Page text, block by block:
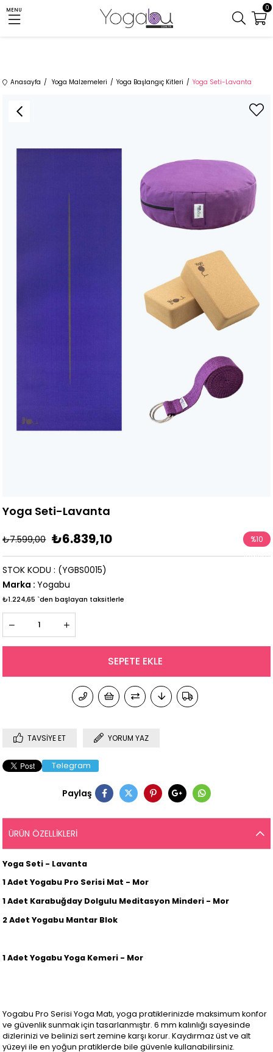
MENU 0
Anasayfa Yoga Malzemeleri Yoga Başlangıç Kitleri Yoga Seti-Lavanta
Yoga Seti-Lavanta
₺7.599,00 ₺6.839,10 %10
İndirim
(YGBS0015)
STOK KODU
Marka : Yogabu
₺1.224,65 `den başlayan taksitlerle
TAVSIYE ET YORUM YAZ
Telegram
Paylaş
ÜRÜN ÖZELLIKLERI
Yoga Seti - Lavanta
1 Adet Yogabu Pro Serisi Mat - Mor
1 Adet Karabuğday Dolgulu Meditasyon Minderi - Mor
2 Adet Yogabu Mantar Blok
1 Adet Yogabu Yoga Kemeri - Mor
Yogabu Pro Serisi Yoga Matı, yoga pratiklerinizde maksimum konfor
ve güvenlik sunmak için tasarlanmıştır. 6 mm kalınlığı sayesinde
dizlerinizi ve belinizi sert zemine karşı korur. Kaydırmaz üst ve alt
yüzeyi ile en yoğun pratiklerde bile güvenle kullanabilirsiniz.